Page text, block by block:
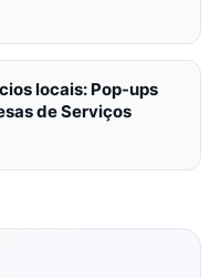
locais: Pop-ups
de Serviços